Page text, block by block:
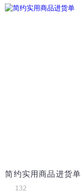
简约实用商品进货单
132